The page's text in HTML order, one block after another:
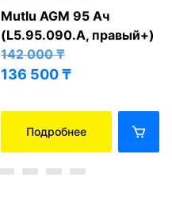
Mutlu AGM 95 Ач
(L5.95.090.A, правый+)
142 000₸
136 500₸
Подробнее